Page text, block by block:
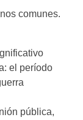
comunes.
el período
pública,